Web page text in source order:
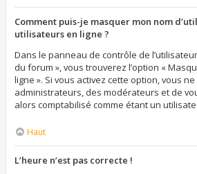
Comment puis-je masquer mon nom
utilisateurs en ligne ?
Dans le panneau de contrôle de
du forum », vous trouverez l’option «
ligne ». Si vous activez cette option, vous
administrateurs, des modérateurs et de
alors comptabilisé comme étant un
Haut
L’heure n’est pas correcte !